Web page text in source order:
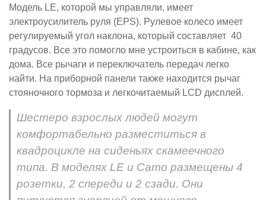
Модель LE, которой мы управляли, имеет
электроусилитель руля (EPS). Рулевое колесо имеет
регулируемый угол наклона, который составляет 40
градусов. Все это помогло мне устроиться в кабине, как
дома. Все рычаги и переключатель передач легко
найти. На приборной панели также находится рычаг
стояночного тормоза и легкочитаемый LCD дисплей.
Шестеро взрослых людей могут
комфортабельно разместиться в
квадроцикле на сиденьях скамеечного
типа. В моделях LE и Camo размещены 4
розетки, 2 спереди и 2 сзади. Они